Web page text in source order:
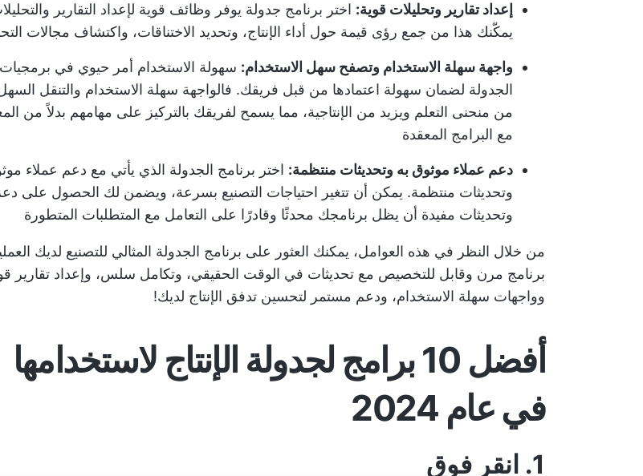
إعداد تقارير وتحليلات قوية: اختر برنامج جدولة يوفر وظائف قوية لإعداد التقارير
يمكّنك هذا من جمع رؤى قيمة حول أداء الإنتاج، وتحديد الاختناقات، واكتشاف مجالات
واجهة سهلة الاستخدام وتصفح سهل الاستخدام: سهولة الاستخدام أمر حيوي في برمجيات
الجدولة لضمان سهولة اعتمادها من قبل فريقك. فالواجهة سهلة الاستخدام والتنقل
من منحنى التعلم ويزيد من الإنتاجية، مما يسمح لفريقك بالتركيز على مهامهم بدلاً من
مع البرامج المعقدة
دعم عملاء موثوق به وتحديثات منتظمة: اختر برنامج الجدولة الذي يأتي مع دعم عملاء
وتحديثات منتظمة. يمكن أن تتغير احتياجات التصنيع بسرعة، ويضمن لك الحصول على
وتحديثات مفيدة أن يظل برنامجك محدثًا وقادرًا على التعامل مع المتطلبات المتطورة
من خلال النظر في هذه العوامل، يمكنك العثور على برنامج الجدولة المثالي للتصنيع لديك
برنامج مرن وقابل للتخصيص مع تحديثات في الوقت الحقيقي، وتكامل سلس، وإعداد تقارير
وواجهات سهلة الاستخدام، ودعم مستمر لتحسين تدفق الإنتاج لديك!
أفضل 10 برامج لجدولة الإنتاج لاستخدامها
في عام 2024
1. انقر فوق